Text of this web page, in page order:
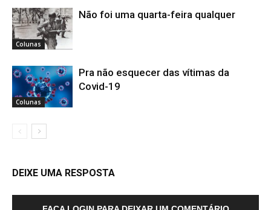
Colunas
Não foi uma quarta-feira qualquer
Colunas
Pra não esquecer das vítimas da
Covid-19
DEIXE UMA RESPOSTA